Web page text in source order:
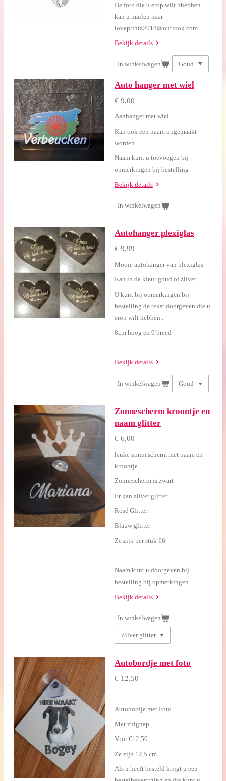
De foto die u erop wilt hhebben
kan u mailen naar
loveprintz2018@outlook.com
Bekijk details
In winkelwagen
Auto hanger met wiel
€ 9,00
Aanhanger met wiel
Kan ook een naam opgemaakt
worden
Naam kunt u toevoegen bij
opmerkingen bij bestelling
Bekijk details
In winkelwagen
Autohanger plexiglas
€ 9,99
Mooie autohanger van plexiglas
Kan in de kleur goud of zilver
U kunt bij opmerkingen bij
bestelling de tekst doorgeven die u
erop wilt hebben .
8cm hoog en 9 breed
Bekijk details
In winkelwagen
Zonnescherm kroontje en
naam glitter
€ 6,00
leuke zonnescherm met naam en
kroontje
Zonnescherm is zwart
Er kan zilver glitter
Rosé Glitter
Blauw glitter
Ze zijn per stuk €6
Naam kunt u doorgeven bij
bestelling bij opmerkingen
Bekijk details
In winkelwagen
Autobordje met foto
€ 12,50
Autobordje met Foto
Met zuignap
Voor €12,50
Ze zijn 12,5 cm
Als u heeft besteld krijgt u een